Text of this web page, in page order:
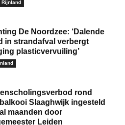
Rijnland
De Noordzee: ‘Dalende
in strandafval verbergt
plasticvervuiling’
rond
Slaaghwijk ingesteld
maanden door
Leiden